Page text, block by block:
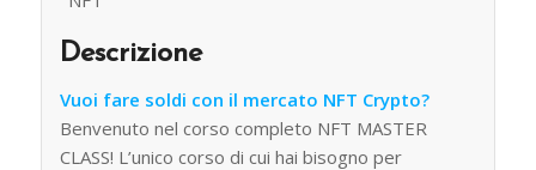
Descrizione
Vuoi fare soldi con il mercato NFT Crypto?
Benvenuto nel corso completo NFT MASTER
CLASS! L’unico corso di cui hai bisogno per